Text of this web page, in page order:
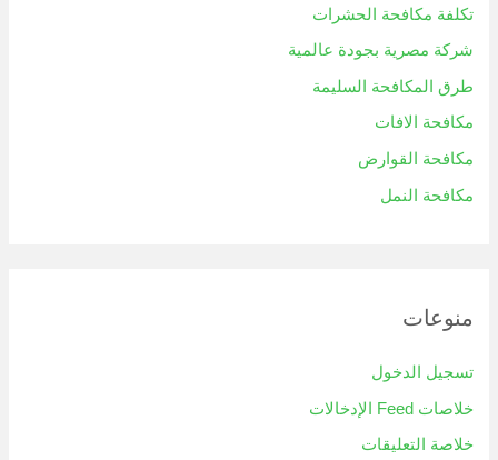
تكلفة مكافحة الحشرات
شركة مصرية بجودة عالمية
طرق المكافحة السليمة
مكافحة الافات
مكافحة القوارض
مكافحة النمل
منوعات
تسجيل الدخول
خلاصات Feed الإدخالات
خلاصة التعليقات